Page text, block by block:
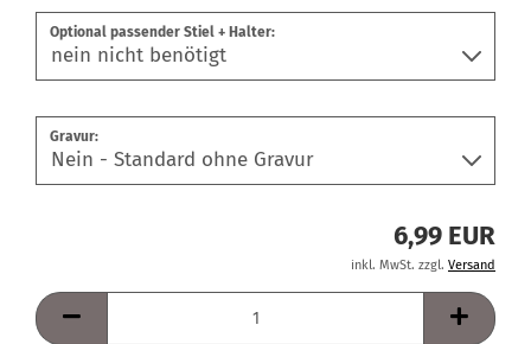
Optional passender Stiel + Halter:
Gravur:
6,99 EUR
inkl. MwSt. zzgl. Versand